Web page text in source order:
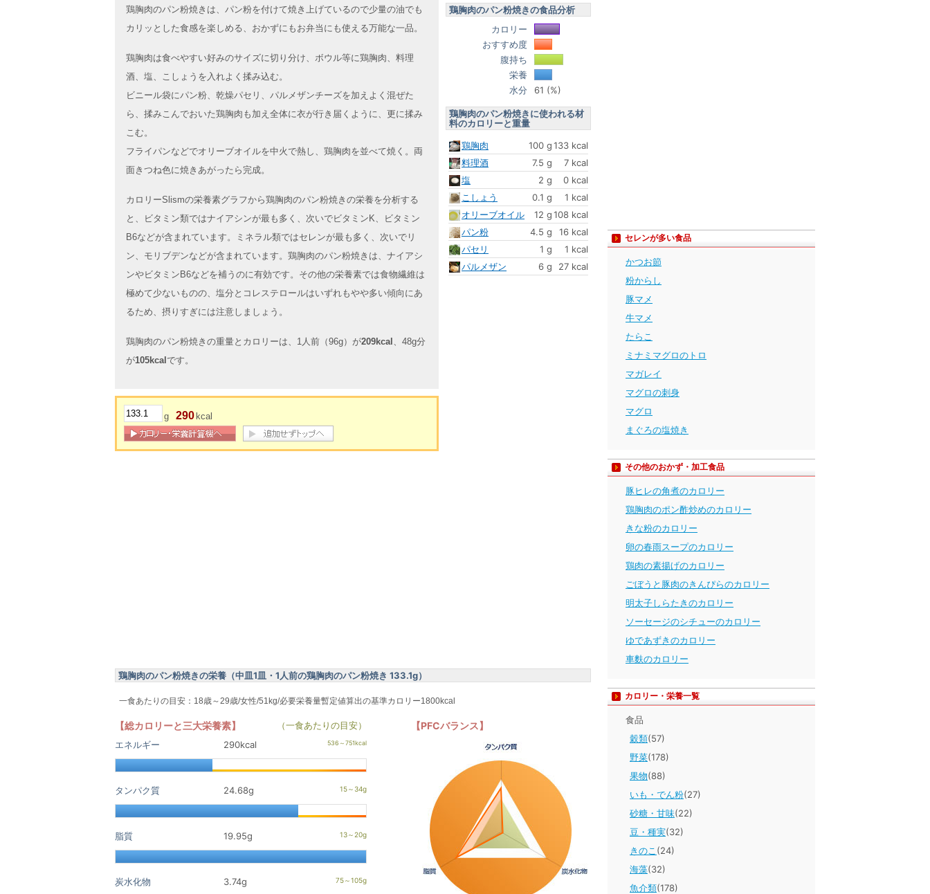
鶏胸肉のパン粉焼きは、パン粉を付けて焼き上げているので少量の油でも
カリッとした食感を楽しめる、おかずにもお弁当にも使える万能な一品。
鶏胸肉は食べやすい好みのサイズに切り分け、ボウル等に鶏胸肉、料理
酒、塩、こしょうを入れよく揉み込む。
ビニール袋にパン粉、乾燥パセリ、パルメザンチーズを加えよく混ぜた
ら、揉みこんでおいた鶏胸肉も加え全体に衣が行き届くように、更に揉み
こむ。
フライパンなどでオリーブオイルを中火で熱し、鶏胸肉を並べて焼く。両
面きつね色に焼きあがったら完成。
カロリーSlismの栄養素グラフから鶏胸肉のパン粉焼きの栄養を分析する
と、ビタミン類ではナイアシンが最も多く、次いでビタミンK、ビタミン
B6などが含まれています。ミネラル類ではセレンが最も多く、次いでリ
ン、モリブデンなどが含まれています。鶏胸肉のパン粉焼きは、ナイアシ
ンやビタミンB6などを補うのに有効です。その他の栄養素では食物繊維は
極めて少ないものの、塩分とコレステロールはいずれもやや多い傾向にあ
るため、摂りすぎには注意しましょう。
鶏胸肉のパン粉焼きの重量とカロリーは、1人前（96g）が209kcal 、48g分
が105kcal です。
g 290 kcal
鶏胸肉のパン粉焼きの食品分析
カロリー
おすすめ度
腹持ち
栄養
水分
61 (%)
鶏胸肉のパン粉焼きに使われる材
料のカロリーと重量
鶏胸肉
100 g133 kcal
料理酒
7.5 g
7 kcal
塩
2 g
0 kcal
こしょう
0.1 g
1 kcal
オリーブオイル
12 g108 kcal
パン粉
4.5 g
16 kcal
パセリ
1 g
1 kcal
パルメザン
6 g 27 kcal
鶏胸肉のパン粉焼きの栄養（中皿1皿・1人前の鶏胸肉のパン粉焼き 133.1g）
一食あたりの目安：18歳～29歳/女性/51kg/必要栄養量暫定値算出の基準カロリー1800kcal
【総カロリーと三大栄養素】
（一食あたりの目安）
エネルギー
290kcal
タンパク質 24.68g
脂質 19.95g
炭水化物 3.74g
【PFCバランス】
セレンが多い食品
かつお節
粉からし
豚マメ
牛マメ
たらこ
ミナミマグロのトロ
マガレイ
マグロの刺身
マグロ
まぐろの塩焼き
その他のおかず・加工食品
豚ヒレの角煮のカロリー
鶏胸肉のポン酢炒めのカロリー
きな粉のカロリー
卵の春雨スープのカロリー
鶏肉の素揚げのカロリー
ごぼうと豚肉のきんぴらのカロリー
明太子しらたきのカロリー
ソーセージのシチューのカロリー
ゆであずきのカロリー
車麩のカロリー
カロリー・栄養一覧
食品
穀類(57)
野菜(178)
果物(88)
いも・でん粉(27)
砂糖・甘味(22)
豆・種実(32)
きのこ (24)
海藻(32)
魚介類(178)